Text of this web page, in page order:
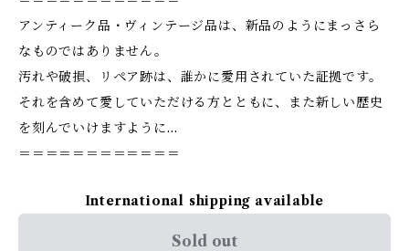
アンティーク品・ヴィンテージ品は、新品のようにまっさら
なものではありません。
汚れや破損、リペア跡は、誰かに愛用されていた証拠です。
それを含めて愛していただける方とともに、また新しい歴史
を刻んでいけますように…
＝＝＝＝＝＝＝＝＝＝＝＝
International shipping available
Sold out